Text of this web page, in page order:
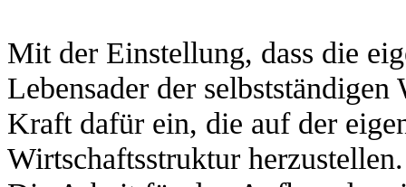
Mit der Einstellung, dass die
Lebensader der
Kraft dafür ein, die auf der
Wirtschaftsstruktur herzustellen.